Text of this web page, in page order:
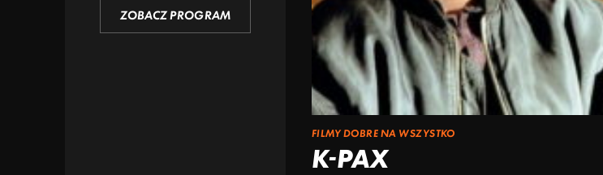
ZOBACZ PROGRAM
FILMY DOBRE NA WSZYSTKO
K-PAX